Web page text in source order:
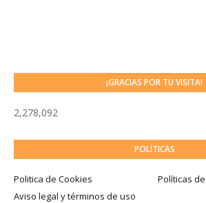
¡GRACIAS POR TU VISITA!
2,278,092
POLÍTICAS
Politica de Cookies
Políticas
Aviso legal y términos de uso